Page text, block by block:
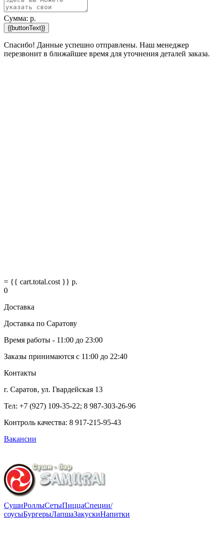
Сумма: р.
{{buttonText}}
Спасибо! Данные успешно отправлены. Наш менеджер
перезвонит в ближайшее время для уточнения деталей заказа.
= {{ cart.total.cost }} р.
0
Доставка
Доставка по Саратову
Время работы - 11:00 до 23:00
Заказы принимаются с 11:00 до 22:40
Контакты
г. Саратов, ул. Гвардейская 13
Тел: +7 (927) 109-35-22; 8 987-303-26-96
Контроль качества: 8 917-215-95-43
Вакансии
СушиРоллыСетыПиццаСпеции/
соусыБургерыЛапшаЗакускиНапитки